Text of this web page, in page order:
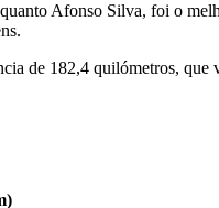
Afonso Silva, foi o
de 182,4 quilómetros,